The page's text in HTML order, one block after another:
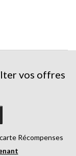
vos offres
Récompenses